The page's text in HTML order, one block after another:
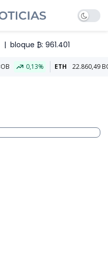
| bloque ₿: 961.401
ETH 22.860,49 BOB 0,93%